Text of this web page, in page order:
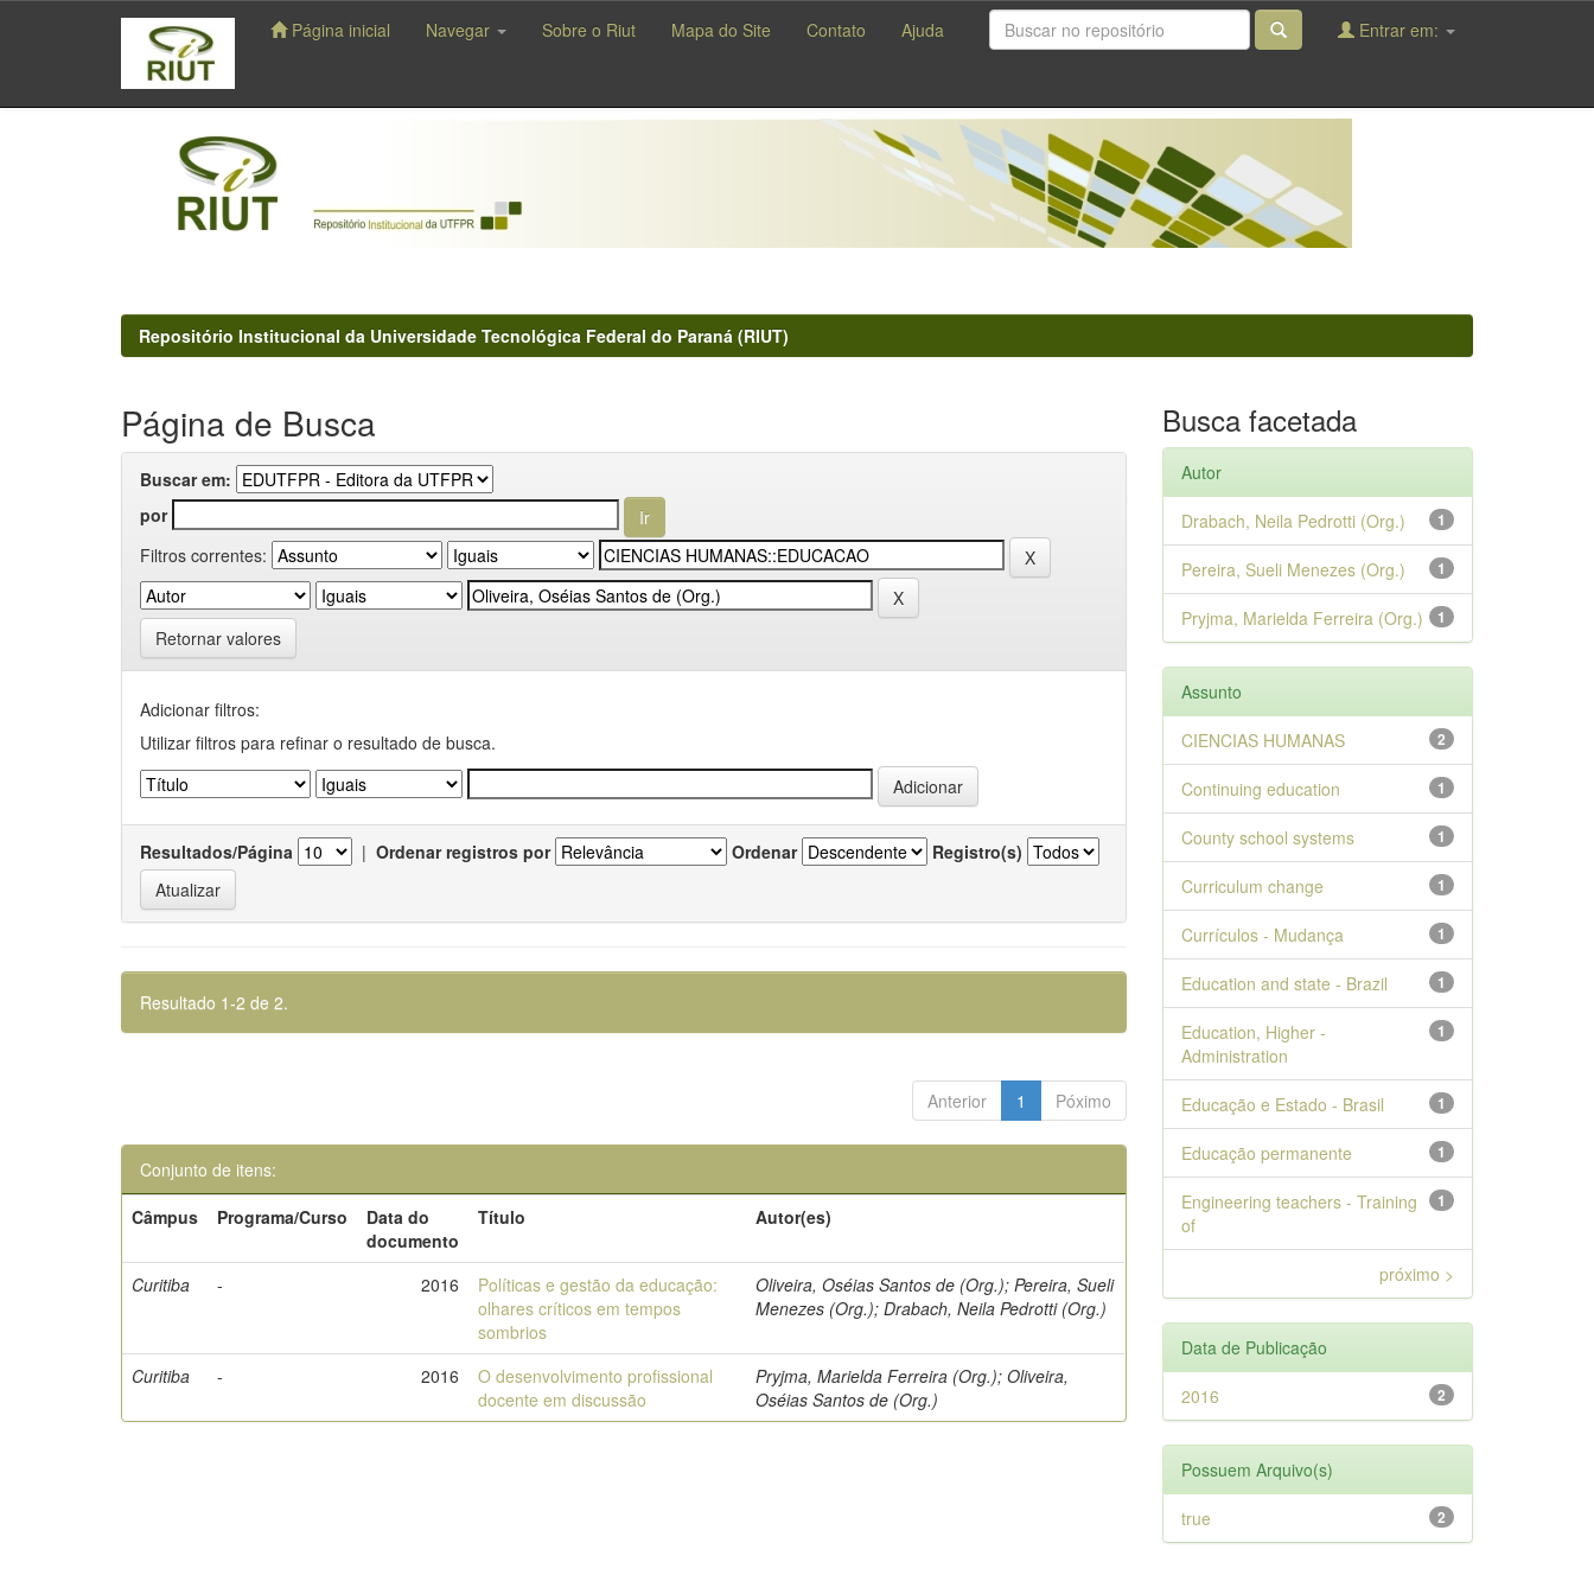
navigation
Página inicial Navegar Sobre o Riut Mapa do Site Contato Ajuda Entrar em:
Repositório Institucional da Universidade Tecnológica Federal do Paraná (RIUT)
Página de Busca
Buscar em:
por
Filtros correntes:
Retornar valores
Adicionar filtros:
Utilizar filtros para refinar o resultado de busca.
Resultados/Página | Ordenar registros por Ordenar Registro(s)
Resultado 1-2 de 2.
Anterior 1 Póximo
Conjunto de itens:
Câmpus
Programa/Curso
Data do
documento
Título Autor(es)
Curitiba - 2016
Políticas e gestão da educação:
olhares críticos em tempos
sombrios
Oliveira, Oséias Santos de (Org.); Pereira, Sueli
Menezes (Org.); Drabach, Neila Pedrotti (Org.)
Curitiba - 2016
O desenvolvimento profissional
docente em discussão
Pryjma, Marielda Ferreira (Org.); Oliveira,
Oséias Santos de (Org.)
Busca facetada
Autor
1
Drabach, Neila Pedrotti (Org.)
1
Pereira, Sueli Menezes (Org.)
1
Pryjma, Marielda Ferreira (Org.)
Assunto
2
CIENCIAS HUMANAS
1
Continuing education
1
County school systems
1
Curriculum change
1
Currículos - Mudança
1
Education and state - Brazil
1
Education, Higher -
Administration
1
Educação e Estado - Brasil
1
Educação permanente
1
Engineering teachers - Training
of
próximo >
Data de Publicação
2
2016
Possuem Arquivo(s)
2
true